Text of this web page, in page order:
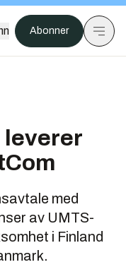
Abonner
leverer
med
av UMTS-
i Finland